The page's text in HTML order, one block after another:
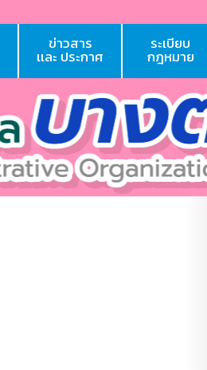
ข่าวสาร
เเละ ประกาศ
ระเบียบ
กฎหมาย